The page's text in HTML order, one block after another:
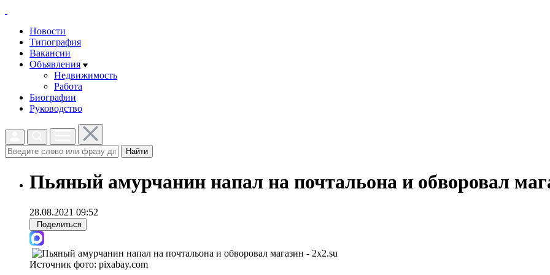
Новости
Типография
Вакансии
Объявления
Недвижимость
Работа
Биографии
Руководство
Найти
Пьяный амурчанин напал на почтальона и обворовал
28.08.2021 09:52
Поделиться
Источник фото: pixabay.com